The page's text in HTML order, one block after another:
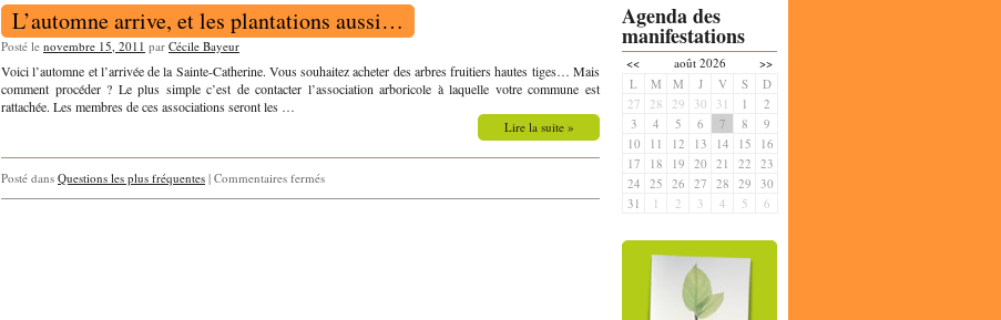
Agenda des
manifestations
<< août 2026
>>
L
M M J V S
D
27
28 29 30 31 1
2
3
4 5 6 7 8
9
10
11 12 13 14 15
16
17
18 19 20 21 22 23
24 25 26 27 28 29 30
31
1 2 3 4 5 6
L’automne arrive, et les plantations aussi…
Posté le novembre 15, 2011 par Cécile Bayeur
Voici l’automne et l’arrivée de la Sainte-Catherine. Vous souhaitez acheter des arbres fruitiers hautes tiges… Mais
comment procéder ? Le plus simple c’est de contacter l’association arboricole à laquelle votre commune est
rattachée. Les membres de ces associations seront les …
Lire la suite »
Posté dans Questions les plus fréquentes | Commentaires fermés